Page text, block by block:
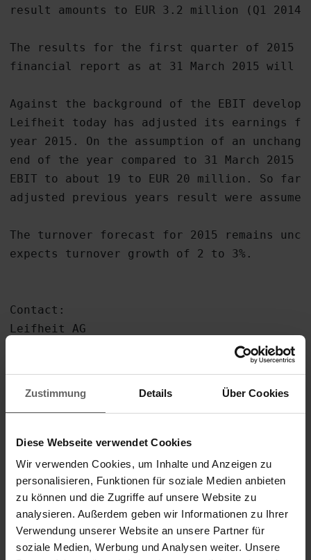
Zustimmung Details Über Cookies
Diese Webseite verwendet Cookies
Wir verwenden Cookies, um Inhalte und Anzeigen zu
personalisieren, Funktionen für soziale Medien anbieten
zu können und die Zugriffe auf unsere Website zu
analysieren. Außerdem geben wir Informationen zu Ihrer
Verwendung unserer Website an unsere Partner für
soziale Medien, Werbung und Analysen weiter. Unsere
result amounts to EUR 3.2 million (Q1
The results for the first quarter of 2015
financial report as at 31 March 2015 will
Against the background of the EBIT
Leifheit today has adjusted its earnings
year 2015. On the assumption of an
end of the year compared to 31 March
EBIT to about 19 to EUR 20 million. So
adjusted previous years result were
The turnover forecast for 2015 remains
expects turnover growth of 2 to 3%.
Contact:
Leifheit AG
29.04.2015 The DGAP Distribution Services
Financial/Corporate News and Press
Media archive at www.dgap-medientreff.de
Language:     English